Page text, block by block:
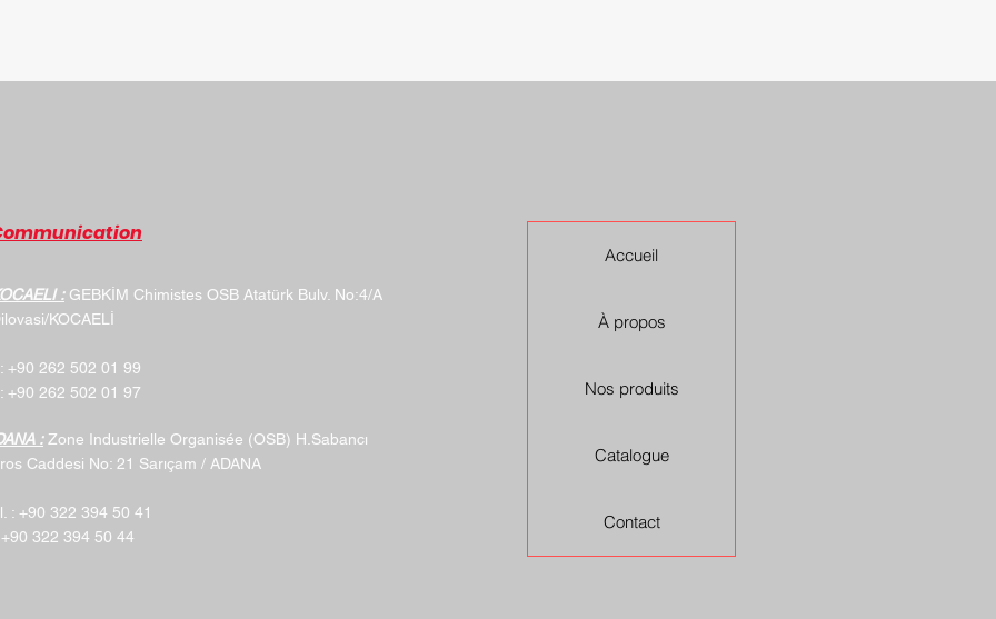
:GEBKİM Chimistes OSB Atatürk Bulv. No:4/A
KOCAELİ
+90 262 502 01 99
+90 262 502 01 97
:Zone Industrielle Organisée (OSB) H.Sabancı
Caddesi No: 21 Sarıçam / ADANA
: +90 322 394 50 41
322 394 50 44
Accueil
À propos
Nos produits
Catalogue
Contact